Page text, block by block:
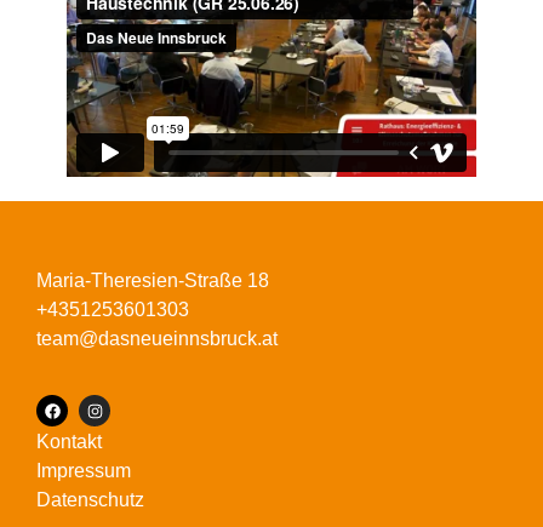
Kontakt
Impressum
Datenschutz
Maria-Theresien-Straße 18
+4351253601303
team@dasneueinnsbruck.at